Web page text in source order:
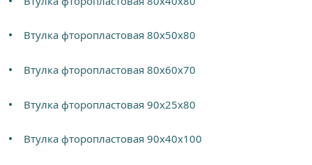
Втулка фторопластовая 80х50х80
Втулка фторопластовая 80х60х70
Втулка фторопластовая 90х25х80
Втулка фторопластовая 90х40х100